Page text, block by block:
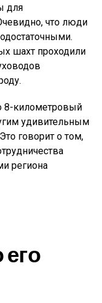
для
что люди
шахт проходили
8-километровый
удивительным
говорит о том,
региона